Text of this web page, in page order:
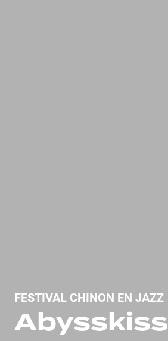
FESTIVAL CHINON EN JAZZ
Abysskiss